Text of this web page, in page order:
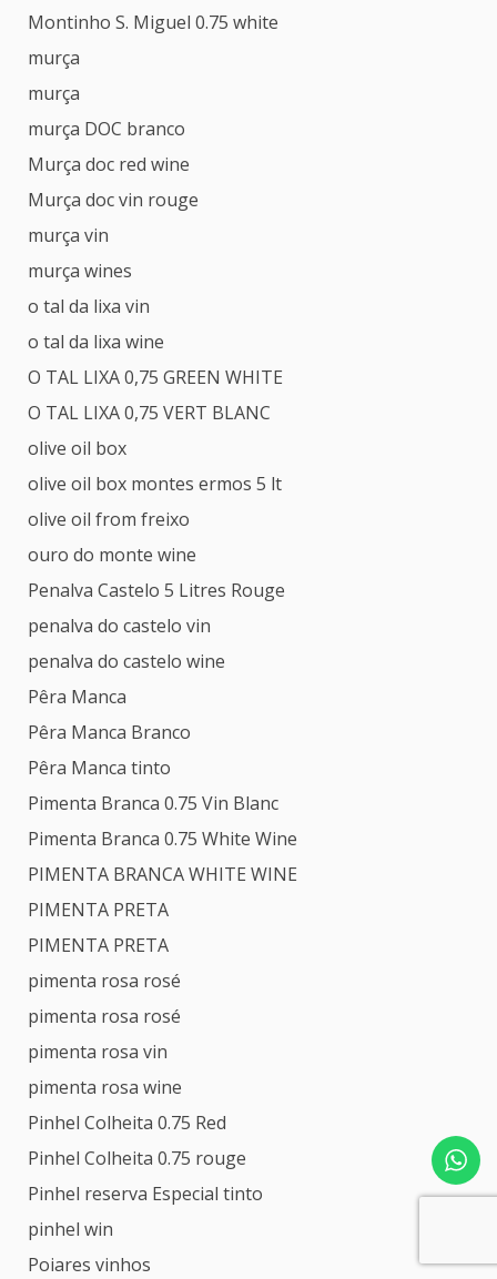
Montinho S. Miguel 0.75 white
murça
murça
murça DOC branco
Murça doc red wine
Murça doc vin rouge
murça vin
murça wines
o tal da lixa vin
o tal da lixa wine
O TAL LIXA 0,75 GREEN WHITE
O TAL LIXA 0,75 VERT BLANC
olive oil box
olive oil box montes ermos 5 lt
olive oil from freixo
ouro do monte wine
Penalva Castelo 5 Litres Rouge
penalva do castelo vin
penalva do castelo wine
Pêra Manca
Pêra Manca Branco
Pêra Manca tinto
Pimenta Branca 0.75 Vin Blanc
Pimenta Branca 0.75 White Wine
PIMENTA BRANCA WHITE WINE
PIMENTA PRETA
PIMENTA PRETA
pimenta rosa rosé
pimenta rosa rosé
pimenta rosa vin
pimenta rosa wine
Pinhel Colheita 0.75 Red
Pinhel Colheita 0.75 rouge
Pinhel reserva Especial tinto
pinhel win
Poiares vinhos